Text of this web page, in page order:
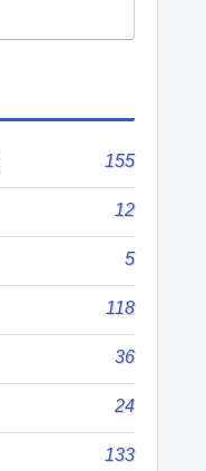
155
12
5
118
36
24
133